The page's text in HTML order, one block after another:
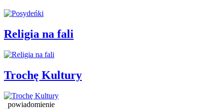
Religia na fali
Trochę Kultury
powiadomienie